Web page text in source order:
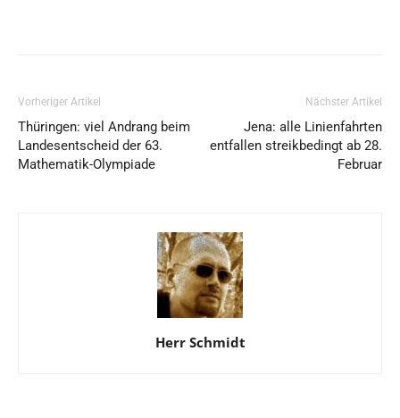
Vorheriger Artikel
Thüringen: viel Andrang beim
Landesentscheid der 63.
Mathematik-Olympiade
Nächster Artikel
Jena: alle Linienfahrten
entfallen streikbedingt ab 28.
Februar
Herr Schmidt